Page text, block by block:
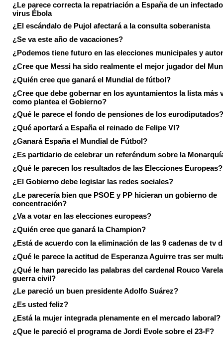
¿Le parece correcta la repatriación a España de un
virus Ébola
¿El escándalo de Pujol afectará a la consulta soberanista
¿Se va este año de vacaciones?
¿Podemos tiene futuro en las elecciones municipales y
¿Cree que Messi ha sido realmente el mejor jugador del
¿Quién cree que ganará el Mundial de fútbol?
¿Cree que debe gobernar en los ayuntamientos la lista más
como plantea el Gobierno?
¿Qué le parece el fondo de pensiones de los eurodiputados?
¿Qué aportará a España el reinado de Felipe VI?
¿Ganará España el Mundial de Fútbol?
¿Es partidario de celebrar un referéndum sobre la
¿Qué le parecen los resultados de las Elecciones Europeas?
¿El Gobierno debe legislar las redes sociales?
¿Le parecería bien que PSOE y PP hicieran un gobierno de
concentración?
¿Va a votar en las elecciones europeas?
¿Quién cree que ganará la Champion?
¿Está de acuerdo con la eliminación de las 9 cadenas de tv
¿Qué le parece la actitud de Esperanza Aguirre tras ser
¿Qué le han parecido las palabras del cardenal Rouco
guerra civil?
¿Le pareció un buen presidente Adolfo Suárez?
¿Es usted feliz?
¿Está la mujer integrada plenamente en el mercado laboral?
¿Que le pareció el programa de Jordi Evole sobre el 23-F?